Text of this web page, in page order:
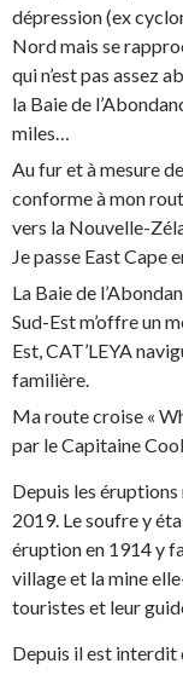
dépression (ex
Nord mais se
qui n’est pas assez
la Baie de
miles…
Au fur et à mesure
conforme à mon
vers la Nouvelle-
Je passe East Cape
La Baie de
Sud-Est m’offre un
Est, CAT’LEYA
familière.
Ma route croise «
par le Capitaine
Depuis les éruptions
2019. Le soufre y
éruption en 1914 y
village et la mine
touristes et leur
Depuis il est interdit